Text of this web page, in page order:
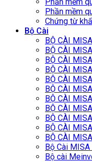
Phần mềm
Chứng từ
Bộ Cài
BỘ CÀI
BỘ CÀI
BỘ CÀI
BỘ CÀI
BỘ CÀI
BỘ CÀI
BỘ CÀI
BỘ CÀI
BỘ CÀI
BỘ CÀI
BỘ CÀI
Bộ Cài
Bộ cài